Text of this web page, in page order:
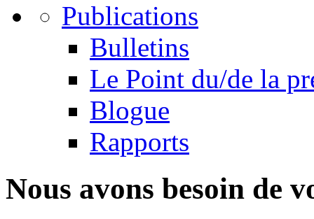
Publications
Bulletins
Le Point du/de la
Blogue
Rapports
Nous avons besoin de